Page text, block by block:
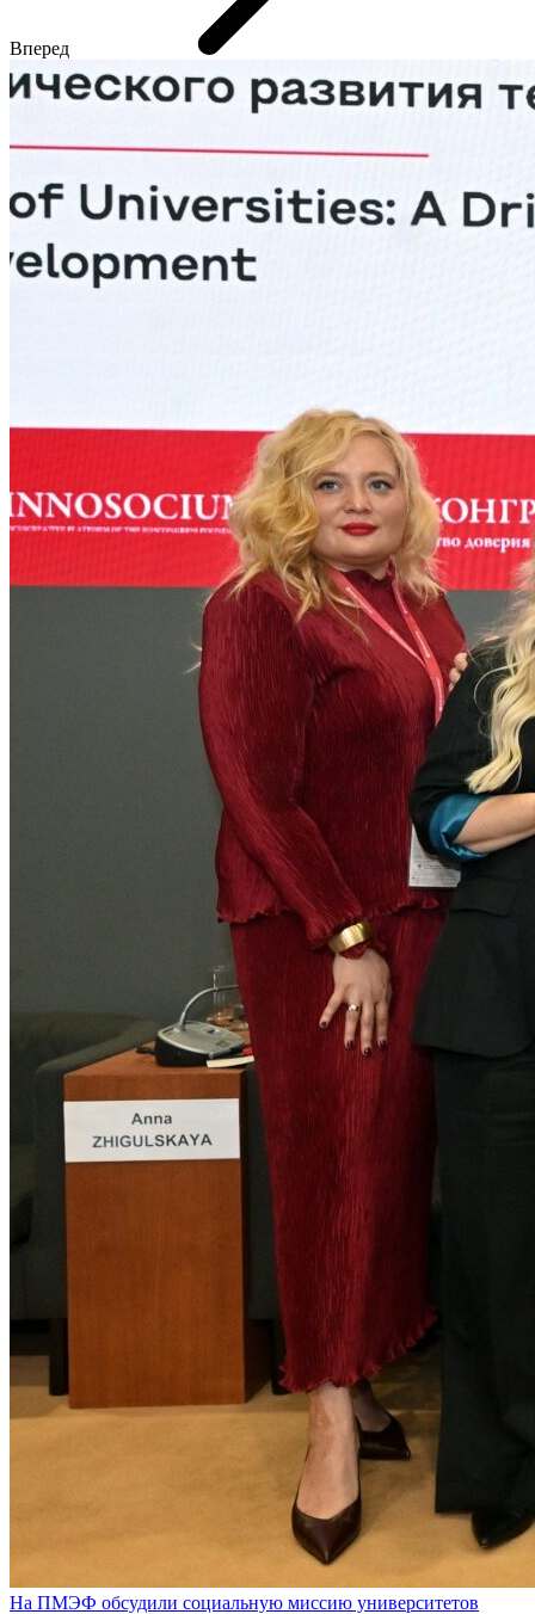
Вперед
На ПМЭФ обсудили социальную миссию университетов